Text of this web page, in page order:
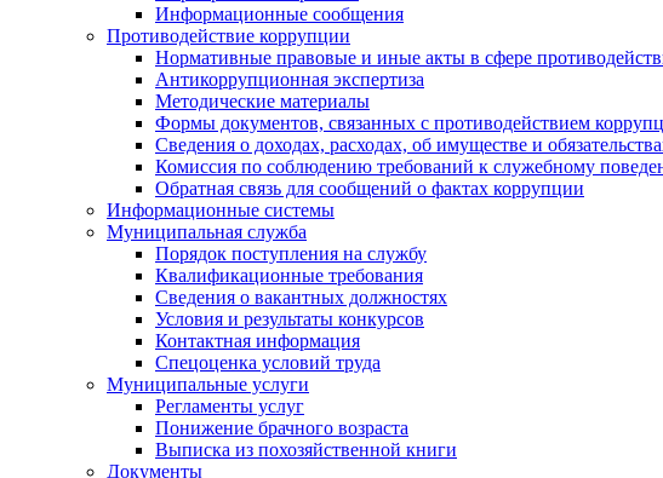
Информационные сообщения
Противодействие коррупции
Нормативные правовые и иные акты в сфере
Антикоррупционная экспертиза
Методические материалы
Формы документов, связанных с противодействием
Сведения о доходах, расходах, об имуществе и
Комиссия по соблюдению требований к служебному
Обратная связь для сообщений о фактах коррупции
Информационные системы
Муниципальная служба
Порядок поступления на службу
Квалификационные требования
Сведения о вакантных должностях
Условия и результаты конкурсов
Контактная информация
Спецоценка условий труда
Муниципальные услуги
Регламенты услуг
Понижение брачного возраста
Выписка из похозяйственной книги
Документы